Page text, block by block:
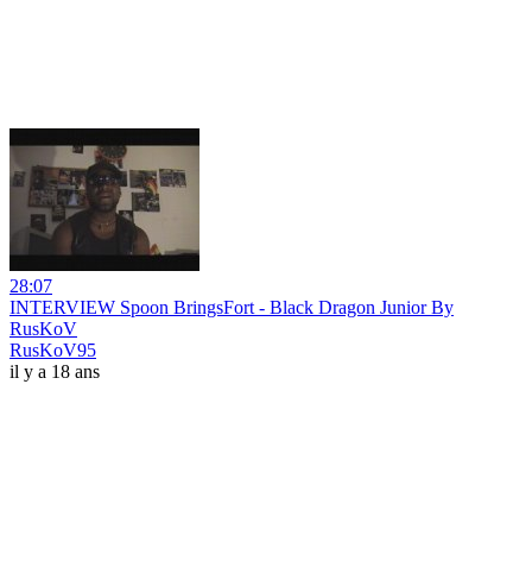
28:07
INTERVIEW Spoon BringsFort - Black Dragon Junior By
RusKoV
RusKoV95
il y a 18 ans